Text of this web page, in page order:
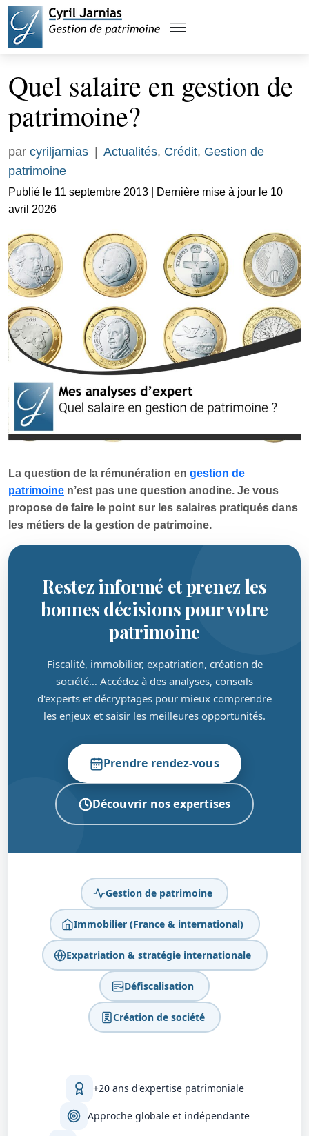
Quel salaire en gestion de
patrimoine?
par cyriljarnias Actualités, Crédit, Gestion de
patrimoine
Publié le 11 septembre 2013 | Dernière mise à jour le 10
avril 2026
La question de la rémunération en gestion de
patrimoine n’est pas une question anodine. Je vous
propose de faire le point sur les salaires pratiqués dans
les métiers de la gestion de patrimoine.
Restez informé et prenez les
bonnes décisions pour votre
patrimoine
Fiscalité, immobilier, expatriation, création de
société… Accédez à des analyses, conseils
d'experts et décryptages pour mieux comprendre
les enjeux et saisir les meilleures opportunités.
Prendre rendez-vous
Découvrir nos expertises
Gestion de patrimoine
Immobilier (France & international)
Expatriation & stratégie internationale
Défiscalisation
Création de société
+20 ans d'expertise patrimoniale
Approche globale et indépendante